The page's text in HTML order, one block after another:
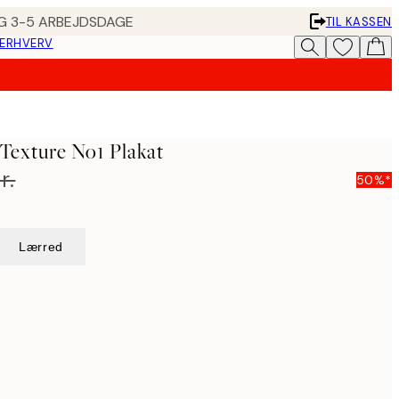
3-5 ARBEJDSDAGE
TIL KASSEN
No1 Plakat
50%*
Lærred